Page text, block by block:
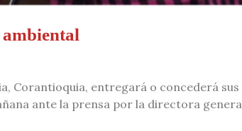
Corantioquia, entregará o concederá
ante la prensa por la directora